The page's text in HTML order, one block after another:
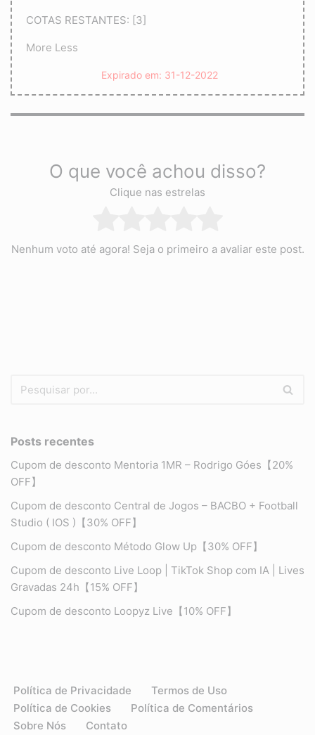
COTAS RESTANTES: [3]
More Less
Expirado em: 31-12-2022
O que você achou disso?
Clique nas estrelas
Nenhum voto até agora! Seja o primeiro a avaliar este post.
Posts recentes
Cupom de desconto Mentoria 1MR – Rodrigo Góes【20%
OFF】
Cupom de desconto Central de Jogos – BACBO + Football
Studio ( IOS )【30% OFF】
Cupom de desconto Método Glow Up【30% OFF】
Cupom de desconto Live Loop | TikTok Shop com IA | Lives
Gravadas 24h【15% OFF】
Cupom de desconto Loopyz Live【10% OFF】
Política de Privacidade
Termos de Uso
Política de Cookies
Política de Comentários
Sobre Nós
Contato